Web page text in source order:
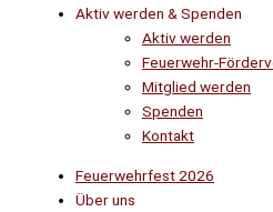
Aktiv werden & Spenden
Aktiv werden
Feuerwehr-
Mitglied werden
Spenden
Kontakt
Feuerwehrfest 2026
Über uns